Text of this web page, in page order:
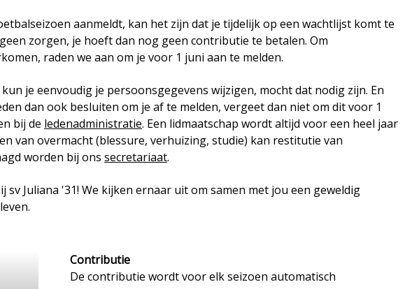
aanmeldt, kan het zijn dat je tijdelijk op een wachtlijst komt te
zorgen, je hoeft dan nog geen contributie te betalen. Om
raden we aan om je voor 1 juni aan te melden.
je eenvoudig je persoonsgegevens wijzigen, mocht dat nodig zijn. En
dan ook besluiten om je af te melden, vergeet dan niet om dit voor 1
bij de ledenadministratie. Een lidmaatschap wordt altijd voor een heel jaar
van overmacht (blessure, verhuizing, studie) kan restitutie van
worden bij ons secretariaat.
sv Juliana '31! We kijken ernaar uit om samen met jou een geweldig
Contributie
De contributie wordt voor elk seizoen automatisch